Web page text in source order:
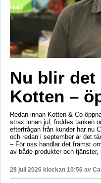
Nu blir det
Kotten –
Redan innan Kotten & Co
strax innan jul, föddes tanken
efterfrågan från kunder har nu
och redan i september är det
– För oss handlar det främst
av både produkter och
28 juli 2026 klockan 10:56 av